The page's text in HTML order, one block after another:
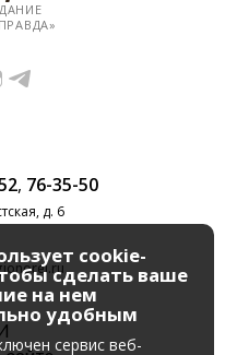
, 76-35-50
д. 6
cookie-
сделать ваше
на нем
удобным
сервис веб-